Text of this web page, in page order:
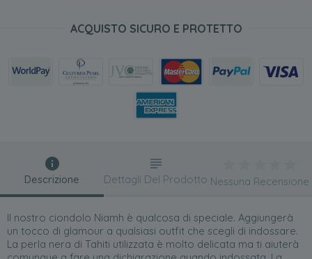
ACQUISTO SICURO E PROTETTO
Descrizione
Il nostro ciondolo Niamh è qualcosa di speciale. Aggiungerà
un tocco di glamour a qualsiasi outfit che scegli di indossare.
La perla nera di Tahiti utilizzata è molto delicata ma ti aiuterà
Dettagli Del Prodotto Nessuna Recensione